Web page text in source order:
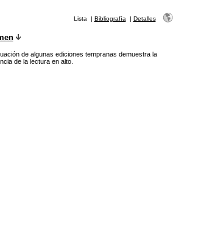
Lista | Bibliografía | Detalles
de algunas ediciones tempranas demuestra la
de la lectura en alto.